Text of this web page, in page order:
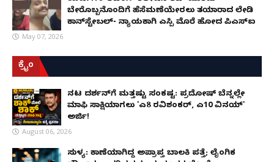
ಬೇರೊಬ್ಬನೊಂದಿಗೆ ಹೆಸೆಮಣೆಯೇರಲು ತಯಾರಾದ ಲೇಡಿ
ಕಾನ್‌ಸ್ಟೇಬಲ್- ನ್ಯಾಯಕ್ಕಾಗಿ ಎಸ್ಪಿ ಮೊರೆ ಹೋದ ಪಿಎಸ್ಐ
May 07, 2026
ಕ್ರೈಂ
ನಟ ದರ್ಶನ್‌ಗೆ ಮತ್ತಷ್ಟು ಸಂಕಷ್ಟ: ಪ್ರದೋಷ್ ಬೆನ್ನಲ್ಲೇ
ಮಾಫಿ ಸಾಕ್ಷಿಯಾಗಲು 'ಎ8 ರವಿಶಂಕರ್, ಎ10 ವಿನಯ್'
ಅರ್ಜಿ!
August 06, 2026
ಸುಳ್ಯ: ಕಾಣೆಯಾಗಿದ್ದ ಅಪ್ರಾಪ್ತ ಬಾಲಕಿ ಪತ್ತೆ; ಲೈಂಗಿಕ